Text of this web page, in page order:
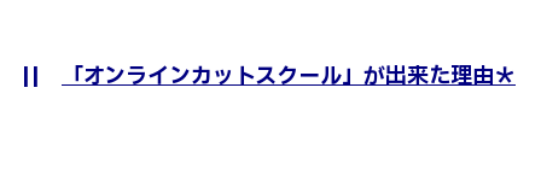
|| 「オンラインカットスクール」が出来た理由＊